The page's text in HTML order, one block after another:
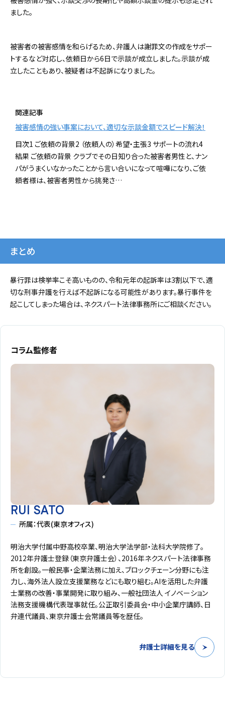
ました。
被害者の被害感情を和らげるため、弁護人は謝罪文の作成をサポー
トするなど対応し、依頼日から6日で示談が成立しました。示談が成
立したこともあり、被疑者は不起訴になりました。
関連記事
被害感情の強い事案において、適切な示談金額でスピード解決！
目次1 ご依頼の背景2 （依頼人の）希望・主張3 サポートの流れ4
結果 ご依頼の背景 クラブでその日知り合った被害者男性と、ナン
パがうまくいなかったことから言い合いになって喧嘩になり、ご依
頼者様は、被害者男性から挑発さ…
まとめ
暴行罪は検挙率こそ高いものの、令和元年の起訴率は3割以下で、適
切な刑事弁護を行えば不起訴になる可能性があります。暴行事件を
起こしてしまった場合は、ネクスパート法律事務所にご相談ください。
コラム監修者
RUI SATO
所属：代表(東京オフィス)
明治大学付属中野高校卒業、明治大学法学部・法科大学院修了。
2012年弁護士登録（東京弁護士会）、2016年ネクスパート法律事務
所を創設。一般民事・企業法務に加え、ブロックチェーン分野にも注
力し、海外法人設立支援業務などにも取り組む。AIを活用した弁護
士業務の改善・事業開発に取り組み、一般社団法人 イノベーション
法務支援機構代表理事就任。公正取引委員会・中小企業庁講師、日
弁連代議員、東京弁護士会常議員等を歴任。
弁護士詳細を見る